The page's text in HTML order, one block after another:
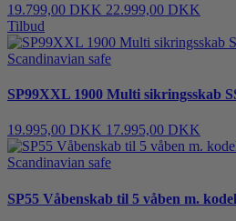
19.799,00 DKK 22.999,00 DKK
Tilbud
Scandinavian safe
SP99XXL 1900 Multi sikringsskab
19.995,00 DKK 17.995,00 DKK
Scandinavian safe
SP55 Våbenskab til 5 våben m.